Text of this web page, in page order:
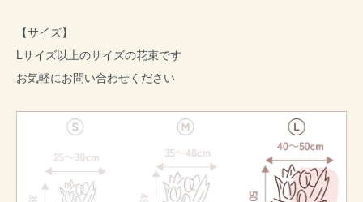
【サイズ】
Lサイズ以上のサイズの花束です
お気軽にお問い合わせください